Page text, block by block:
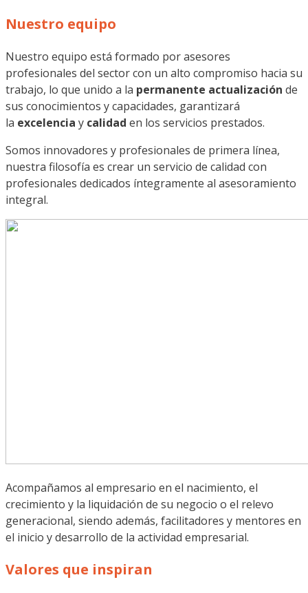
Nuestro equipo
Nuestro equipo está formado por asesores
profesionales del sector con un alto compromiso hacia su
trabajo, lo que unido a la permanente actualización de
sus conocimientos y capacidades, garantizará
la excelencia y calidad en los servicios prestados.
Somos innovadores y profesionales de primera línea,
nuestra filosofía es crear un servicio de calidad con
profesionales dedicados íntegramente al asesoramiento
integral.
Acompañamos al empresario en el nacimiento, el
crecimiento y la liquidación de su negocio o el relevo
generacional, siendo además, facilitadores y mentores en
el inicio y desarrollo de la actividad empresarial.
Valores que inspiran